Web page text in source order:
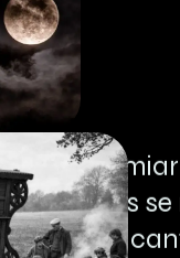
Nolimiar
segredos se
quatro